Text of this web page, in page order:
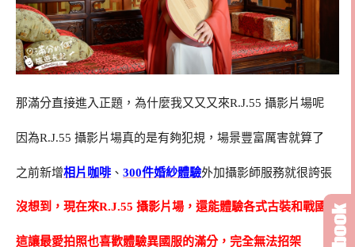
那滿分直接進入正題，為什麼我又又又來R.J.55 攝影片場呢
因為R.J.55 攝影片場真的是有夠犯規，場景豐富厲害就算了
之前新增相片咖啡 、 300件婚紗體驗外加攝影師服務就很誇張
沒想到，現在來R.J.55 攝影片場，還能體驗各式古裝和戰國服
這讓最愛拍照也喜歡體驗異國服的滿分，完全無法招架